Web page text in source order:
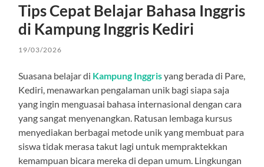
Tips Cepat Belajar Bahasa Inggris
di Kampung Inggris Kediri
19/03/2026
Suasana belajar di Kampung Inggrisyang berada di Pare,
Kediri, menawarkan pengalaman unik bagi siapa saja
yang ingin menguasai bahasa internasional dengan cara
yang sangat menyenangkan. Ratusan lembaga kursus
menyediakan berbagai metode unik yang membuat para
siswa tidak merasa takut lagi untuk mempraktekkan
kemampuan bicara mereka di depan umum. Lingkungan